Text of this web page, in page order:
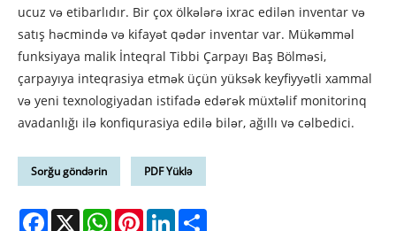
ucuz və etibarlıdır. Bir çox ölkələrə ixrac edilən inventar və
satış həcmində və kifayət qədər inventar var. Mükəmməl
funksiyaya malik İnteqral Tibbi Çarpayı Baş Bölməsi,
çarpayıya inteqrasiya etmək üçün yüksək keyfiyyətli xammal
və yeni texnologiyadan istifadə edərək müxtəlif monitorinq
avadanlığı ilə konfiqurasiya edilə bilər, ağıllı və cəlbedici.
Sorğu göndərin PDF Yüklə
Facebook
X WhatsAppPinterestLinkedIn